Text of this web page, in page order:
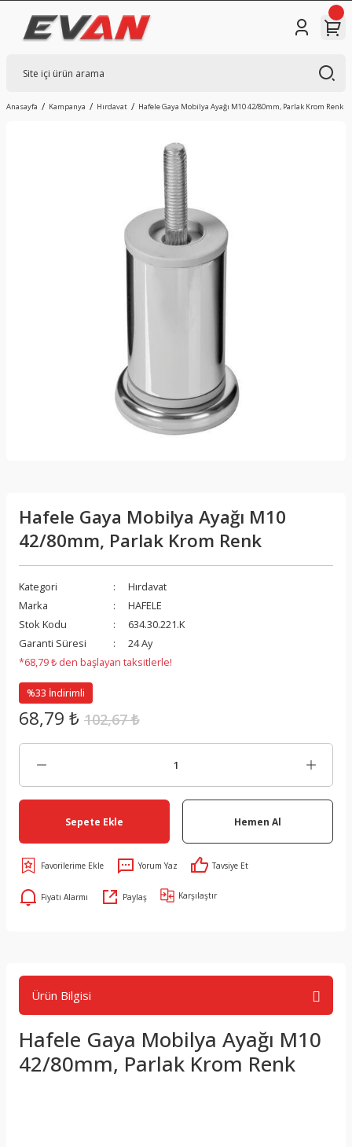
Anasayfa Kampanya Hırdavat Hafele Gaya Mobilya Ayağı M10 42/80mm, Parlak Krom Renk
Hafele Gaya Mobilya Ayağı M10
42/80mm, Parlak Krom Renk
Kategori
Hırdavat
Marka
HAFELE
Stok Kodu
634.30.221.K
Garanti Süresi
24 Ay
*68,79 ₺ den başlayan taksitlerle!
%33 İndirimli
68,79 ₺ 102,67 ₺
Sepete Ekle Hemen Al
Yorum Yaz Tavsiye Et
Fiyatı Alarmı Paylaş Karşılaştır
Ürün Bilgisi
Hafele Gaya Mobilya Ayağı M10
42/80mm, Parlak Krom Renk